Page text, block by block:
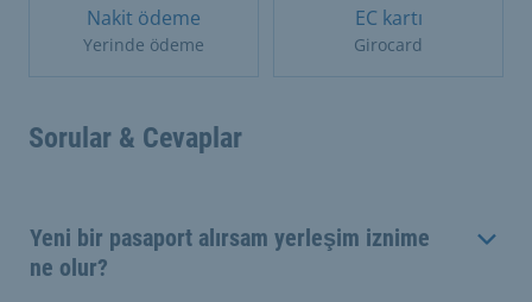
Nakit ödeme
Yerinde ödeme
EC kartı
Girocard
Sorular & Cevaplar
Yeni bir pasaport alırsam yerleşim iznime
ne olur?